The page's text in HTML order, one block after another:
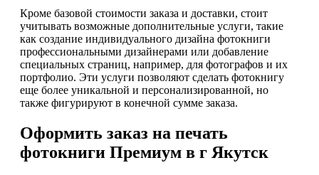
Кроме базовой стоимости заказа и доставки, стоит
учитывать возможные дополнительные услуги, такие
как создание индивидуального дизайна фотокниги
профессиональными дизайнерами или добавление
специальных страниц, например, для фотографов и их
портфолио. Эти услуги позволяют сделать фотокнигу
еще более уникальной и персонализированной, но
также фигурируют в конечной сумме заказа.
Оформить заказ на печать
фотокниги Премиум в г Якутск